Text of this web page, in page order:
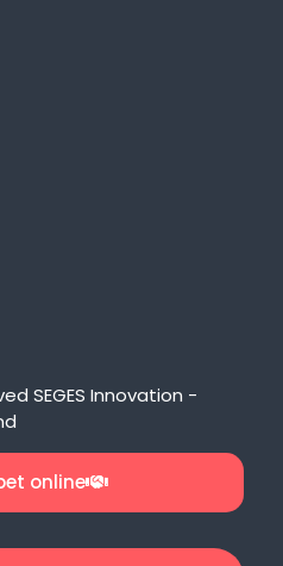
SEGES Innovation -
online